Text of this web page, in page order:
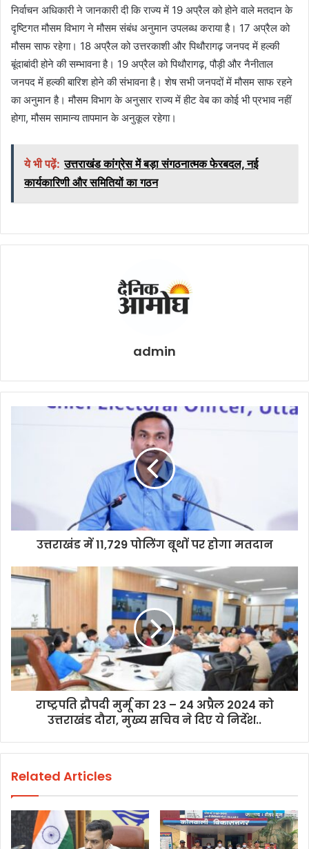
निर्वाचन अधिकारी ने जानकारी दी कि राज्य में 19 अप्रैल को होने वाले मतदान के
दृष्टिगत मौसम विभाग ने मौसम संबंध अनुमान उपलब्ध कराया है। 17 अप्रैल को
मौसम साफ रहेगा। 18 अप्रैल को उत्तरकाशी और पिथौरागढ़ जनपद में हल्की
बूंदाबांदी होने की सम्भावना है। 19 अप्रैल को पिथौरागढ़, पौड़ी और नैनीताल
जनपद में हल्की बारिश होने की संभावना है। शेष सभी जनपदों में मौसम साफ रहने
का अनुमान है। मौसम विभाग के अनुसार राज्य में हीट वेब का कोई भी प्रभाव नहीं
होगा, मौसम सामान्य तापमान के अनुकूल रहेगा।
ये भी पढ़ें: उत्तराखंड कांग्रेस में बड़ा संगठनात्मक फेरबदल, नई
कार्यकारिणी और समितियों का गठन
admin
उत्तराखंड में 11,729 पोलिंग बूथों पर होगा मतदान
राष्ट्रपति द्रौपदी मुर्मू का 23 – 24 अप्रैल 2024 को
उत्तराखंड दौरा, मुख्य सचिव ने दिए ये निर्देश..
Related Articles